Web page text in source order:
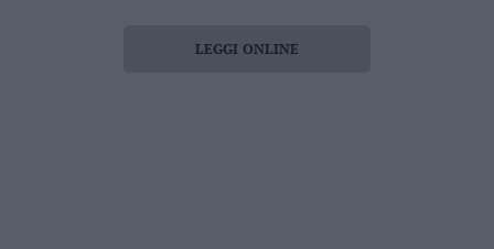
LEGGI ONLINE